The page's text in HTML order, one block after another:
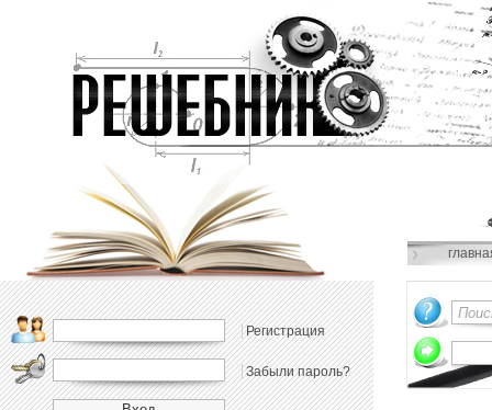
Регистрация
Забыли пароль?